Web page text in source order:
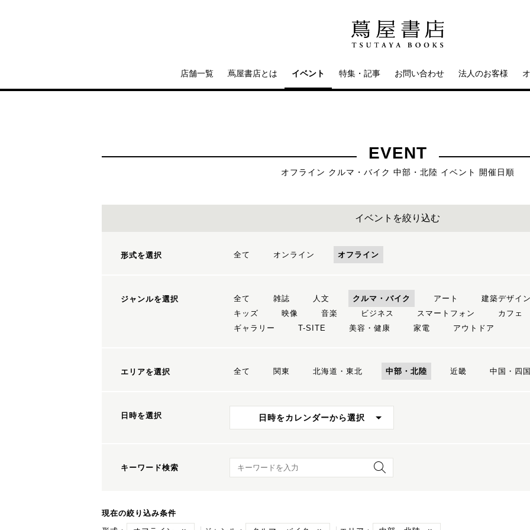
店舗一覧 蔦屋書店とは イベント 特集・記事 お問い合わせ 法人のお客様
EVENT
オフライン クルマ・バイク 中部・北陸 イベント 開催日順
イベントを絞り込む
形式を選択 全て オンライン オフライン
ジャンルを選択 全て 雑誌 人文 クルマ・バイク アート 建築デザイン
キッズ
映像 音楽 ビジネス スマートフォン カフェ
ギャラリー
T-SITE 美容・健康 家電 アウトドア
エリアを選択 全て 関東 北海道・東北 中部・北陸 近畿 中国・四国
日時を選択 日時をカレンダーから選択
キーワード検索 キーワード検索
現在の絞り込み条件